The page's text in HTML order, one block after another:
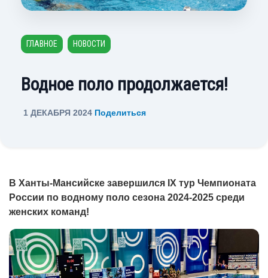
ГЛАВНОЕ НОВОСТИ
Водное поло продолжается!
1 ДЕКАБРЯ 2024 Поделиться
В Ханты-Мансийске завершился IX тур Чемпионата
России по водному поло сезона 2024-2025 среди
женских команд!